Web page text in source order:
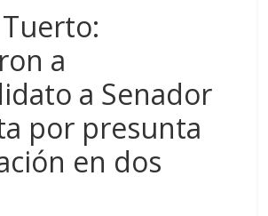
a
a Senador
por presunta
en dos